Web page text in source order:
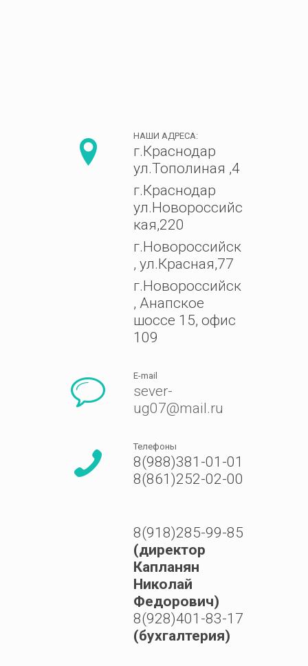
НАШИ АДРЕСА:
г.Краснодар
ул.Тополиная ,4
г.Краснодар
ул.Новороссийс
кая,220
г.Новороссийск
, ул.Красная,77
г.Новороссийск
, Анапское
шоссе 15, офис
109
E-mail
sever-
ug07@mail.ru
Телефоны
8(988)381-01-01
8(861)252-02-00
8(918)285-99-85
(директор
Капланян
Николай
Федорович)
8(928)401-83-17
(бухгалтерия)